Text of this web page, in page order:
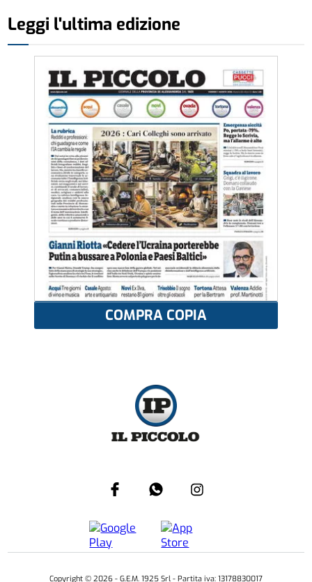
Leggi l'ultima edizione
COMPRA COPIA
Copyright © 2026 - G.E.M. 1925 Srl - Partita iva: 13178830017